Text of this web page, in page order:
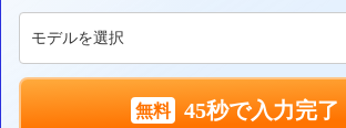
45秒で入力完了